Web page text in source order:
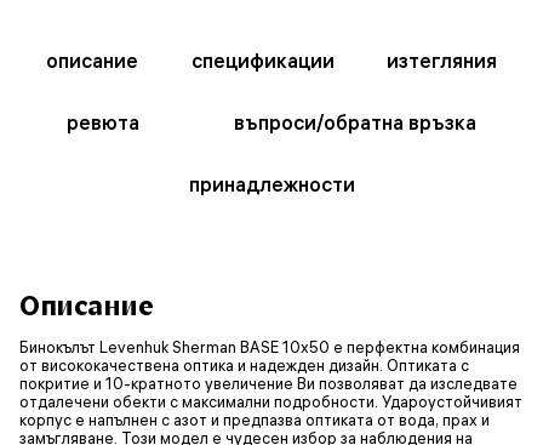
описание спецификации изтегляния
ревюта въпроси/обратна връзка
принадлежности
Описание
Бинокълът Levenhuk Sherman BASE 10x50 е перфектна комбинация
от висококачествена оптика и надежден дизайн. Оптиката с
покритие и 10-кратното увеличение Ви позволяват да изследвате
отдалечени обекти с максимални подробности. Удароустойчивият
корпус е напълнен с азот и предпазва оптиката от вода, прах и
замъгляване. Този модел е чудесен избор за наблюдения на